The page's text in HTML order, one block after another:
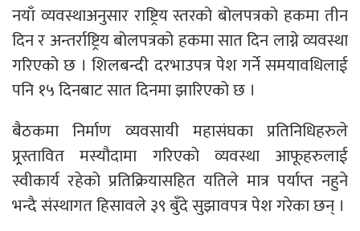
नयाँ व्यवस्थाअनुसार राष्ट्रिय स्तरको बोलपत्रको हकमा तीन
दिन र अन्तर्राष्ट्रिय बोलपत्रको हकमा सात दिन लाग्ने व्यवस्था
गरिएको छ । शिलबन्दी दरभाउपत्र पेश गर्ने समयावधिलाई
पनि १५ दिनबाट सात दिनमा झारिएको छ ।
बैठकमा निर्माण व्यवसायी महासंघका प्रतिनिधिहरुले
प्र्र्रस्तावित मस्यौदामा गरिएको व्यवस्था आफूहरुलाई
स्वीकार्य रहेको प्रतिक्रियासहित यतिले मात्र पर्याप्त नहुने
भन्दै संस्थागत हिसावले ३९ बुँदे सुझावपत्र पेश गरेका छन् ।